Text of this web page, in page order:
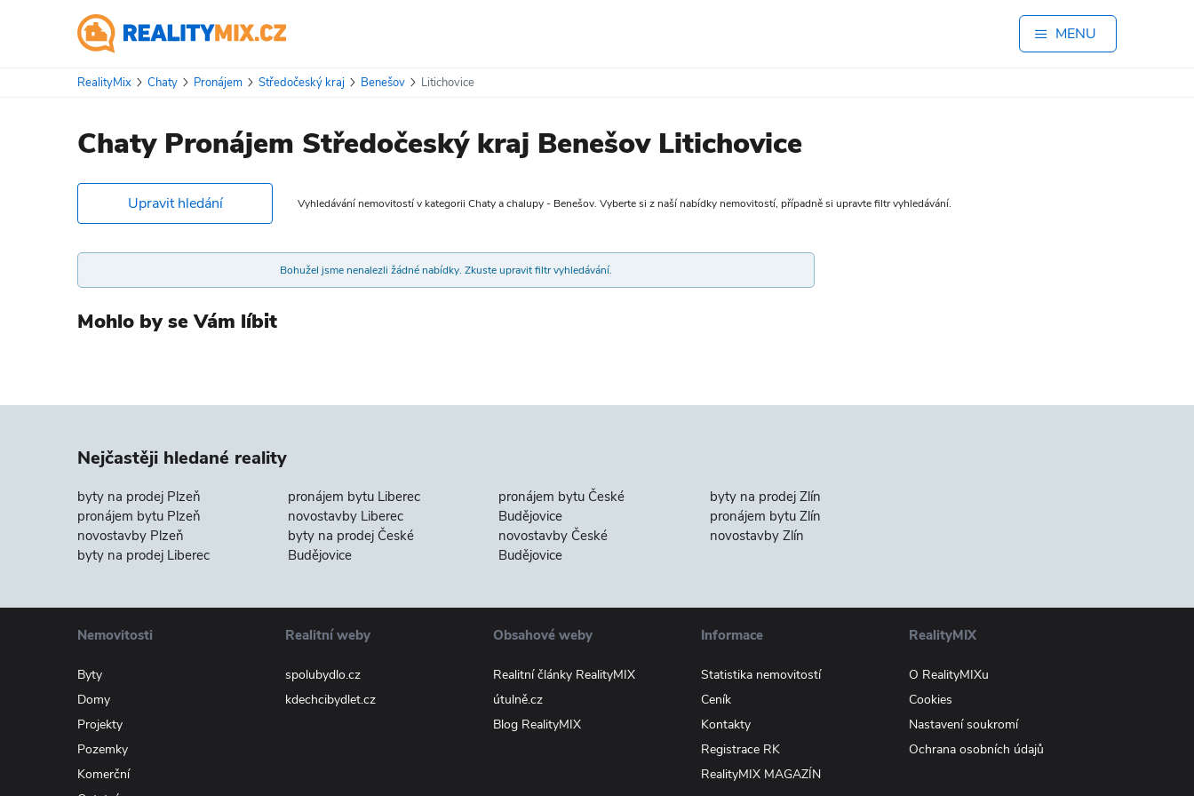
MENU
RealityMix Chaty Pronájem Středočeský kraj Benešov Litichovice
Chaty Pronájem Středočeský kraj Benešov Litichovice
Upravit hledání Vyhledávání nemovitostí v kategorii Chaty a chalupy - Benešov. Vyberte si z naší nabídky nemovitostí, případně si upravte filtr vyhledávání.
Bohužel jsme nenalezli žádné nabídky. Zkuste upravit filtr vyhledávání.
Mohlo by se Vám líbit
Nejčastěji hledané reality
byty na prodej Plzeň
pronájem bytu Plzeň
novostavby Plzeň
byty na prodej Liberec
pronájem bytu Liberec
novostavby Liberec
byty na prodej České
Budějovice
pronájem bytu České
Budějovice
novostavby České
Budějovice
byty na prodej Zlín
pronájem bytu Zlín
novostavby Zlín
Nemovitosti
Byty
Domy
Projekty
Pozemky
Komerční
Realitní weby
spolubydlo.cz
kdechcibydlet.cz
Obsahové weby
Realitní články RealityMIX
útulně.cz
Blog RealityMIX
Informace
Statistika nemovitostí
Ceník
Kontakty
Registrace RK
RealityMIX MAGAZÍN
RealityMIX
O RealityMIXu
Cookies
Nastavení soukromí
Ochrana osobních údajů